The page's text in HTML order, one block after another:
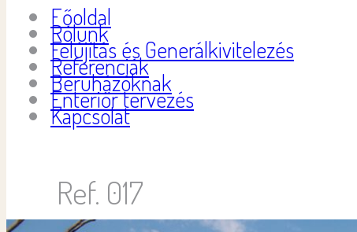
Főoldal
Rólunk
Felújítás és Generálkivitelezés
Referenciák
Beruházóknak
Enteriőr tervezés
Kapcsolat
Ref. 017